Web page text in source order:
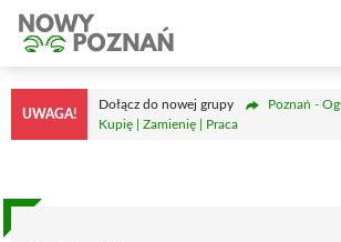
Przejdź
treści
UWAGA!
Dołącz do nowej grupy
Poznań -
Kupię | Zamienię | Praca